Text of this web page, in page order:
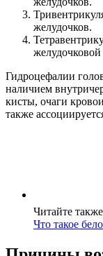
желудочков.
Гидроцефалии
наличием
кисты, очаги
также
Читайте
Что такое